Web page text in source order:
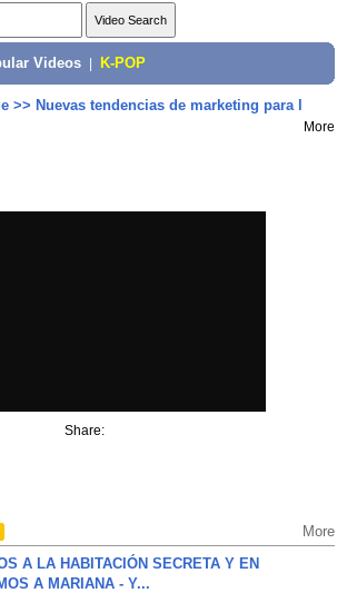
Videos K-POP
>> Nuevas tendencias de marketing para l
More
Share:
More
A LA HABITACIÓN SECRETA Y EN
A MARIANA - Y...